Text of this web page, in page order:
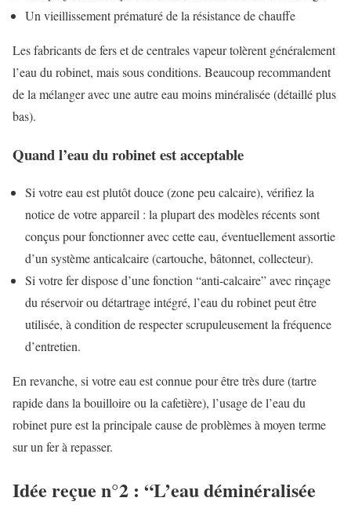
Un vieillissement prématuré de la résistance de chauffe
Les fabricants de fers et de centrales vapeur tolèrent généralement
l’eau du robinet, mais sous conditions. Beaucoup recommandent
de la mélanger avec une autre eau moins minéralisée (détaillé plus
bas).
Quand l’eau du robinet est acceptable
Si votre eau est plutôt douce (zone peu calcaire), vérifiez la
notice de votre appareil : la plupart des modèles récents sont
conçus pour fonctionner avec cette eau, éventuellement assortie
d’un système anticalcaire (cartouche, bâtonnet, collecteur).
Si votre fer dispose d’une fonction “anti-calcaire” avec rinçage
du réservoir ou détartrage intégré, l’eau du robinet peut être
utilisée, à condition de respecter scrupuleusement la fréquence
d’entretien.
En revanche, si votre eau est connue pour être très dure (tartre
rapide dans la bouilloire ou la cafetière), l’usage de l’eau du
robinet pure est la principale cause de problèmes à moyen terme
sur un fer à repasser.
Idée reçue n°2 : “L’eau déminéralisée